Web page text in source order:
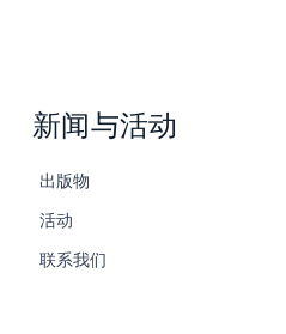
新闻与活动
出版物
活动
联系我们